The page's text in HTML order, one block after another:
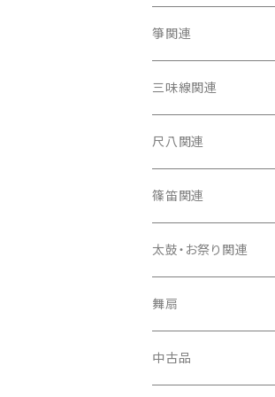
箏関連
箏（本体）
箏カバー
箏袋
口前袋・尾布
爪・爪輪
爪入
三味線関連
三味線（本体）
三味線ケース
長トランク・三ツ折トランク
ソフトケース
雨用カバー
長袋・三ツ組袋・胴袋
胴掛
尺八関連
尺八（本体）
尺八袋
歌口キャップ
つゆ切り
篠笛関連
篠笛（本体）
お祭り用６穴
お祭り用７穴
篠笛袋
太鼓・お祭り関連
太鼓（本体）
太鼓撥
舞扇
中古品